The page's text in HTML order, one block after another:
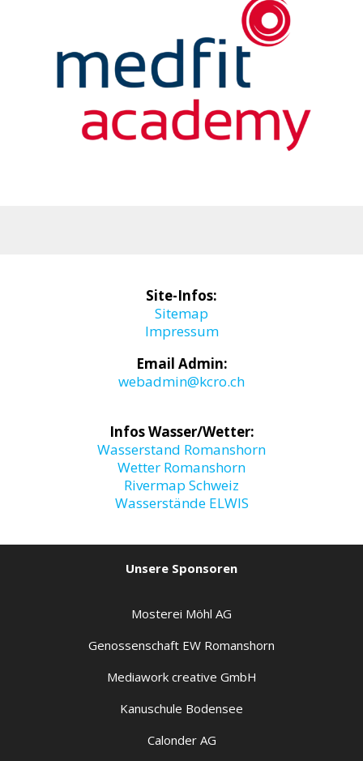
Site-Infos:
Sitemap
Impressum
Email Admin:
webadmin@kcro.ch
Infos Wasser/Wetter:
Wasserstand Romanshorn
Wetter Romanshorn
Rivermap Schweiz
Wasserstände ELWIS
Unsere Sponsoren
Mosterei Möhl AG
Genossenschaft EW Romanshorn
Mediawork creative GmbH
Kanuschule Bodensee
Calonder AG